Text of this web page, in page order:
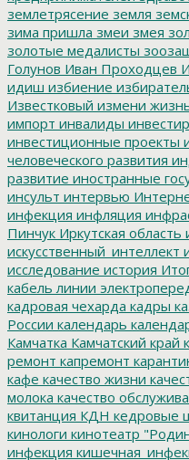
землетрясение земля
зима пришла змеи змея
золотые медалисты
Голунов Иван Проходцев
идиш избиение
Известковый измени
импорт инвалиды
инвестиционные проекты
человеческого развития
развитие иностранные
инсульт интервью
инфекция инфляция
Пинчук Иркутская область
искусственный_интеллект
исследование история
кабель линии
кадровая чехарда кадры
России календарь
Камчатка Камчатский край
ремонт капремонт
кафе качество жизни
молока качество
квитанция КДН кедровые
кинологи кинотеатр
инфекция